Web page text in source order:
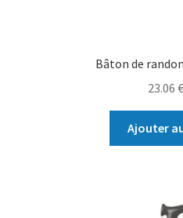
Bâton de
23.06 €
Ajouter